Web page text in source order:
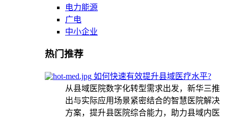
电力能源
广电
中小企业
热门推荐
如何快速有效提升县域医疗水平?
从县域医院数字化转型需求出发，新华三推
出与实际应用场景紧密结合的智慧医院解决
方案，提升县医院综合能力，助力县域内医